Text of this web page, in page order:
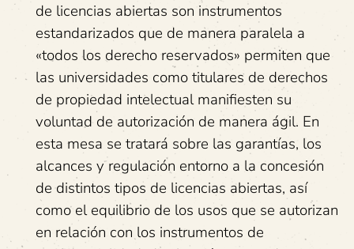
de licencias abiertas son instrumentos
estandarizados que de manera paralela a
«todos los derecho reservados» permiten que
las universidades como titulares de derechos
de propiedad intelectual manifiesten su
voluntad de autorización de manera ágil. En
esta mesa se tratará sobre las garantías, los
alcances y regulación entorno a la concesión
de distintos tipos de licencias abiertas, así
como el equilibrio de los usos que se autorizan
en relación con los instrumentos de